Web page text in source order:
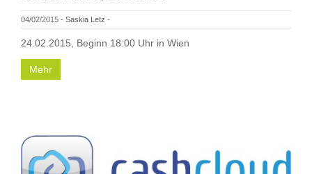
04/02/2015 - Saskia Letz -
24.02.2015, Beginn 18:00 Uhr in Wien
Mehr